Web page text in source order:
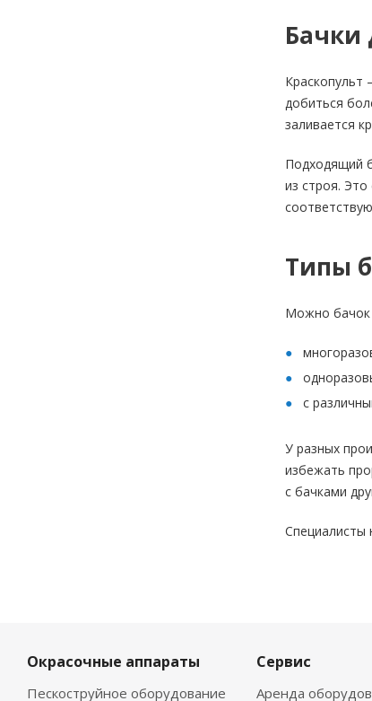
Бачки
Краскопульт
добиться
заливается
Подходящий
из строя.
Типы
Можно бачок
с
У разных
избежать
с бачками
Специалисты
Окрасочные аппараты
Пескоструйное оборудование
Сервис
Аренда